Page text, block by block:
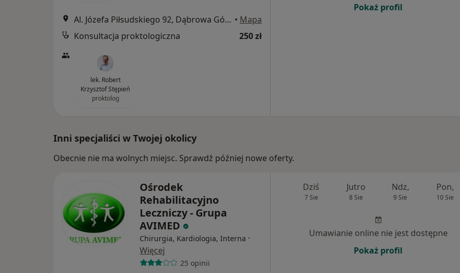
Al. Józefa Piłsudskiego 92, Dąbrowa Górnicza • Mapa
Konsultacja proktologiczna
250 zł
lek. Robert
Krzysztof Stępień
proktolog
Pokaż profil
Inni specjaliści w Twojej okolicy
Obecnie nie ma wolnych miejsc. Sprawdź później nowe oferty.
Ośrodek
Rehabilitacyjno
Leczniczy - Grupa
AVIMED
Chirurgia, Kardiologia, Interna ·
Więcej
25 opinii
Dziś
7 Sie
Jutro
8 Sie
Ndz,
9 Sie
Pon,
10 Sie
Umawianie online nie jest dostępne
Pokaż profil